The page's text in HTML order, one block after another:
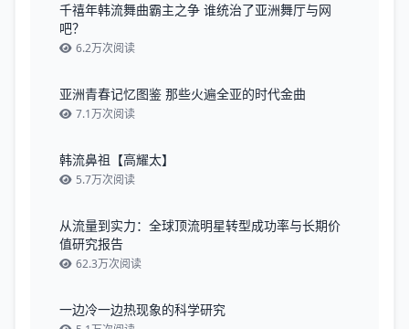
千禧年韩流舞曲霸主之争 谁统治了亚洲舞厅与网
吧？
6.2万次阅读
亚洲青春记忆图鉴 那些火遍全亚的时代金曲
7.1万次阅读
韩流鼻祖【高耀太】
5.7万次阅读
从流量到实力：全球顶流明星转型成功率与长期价
值研究报告
62.3万次阅读
一边冷一边热现象的科学研究